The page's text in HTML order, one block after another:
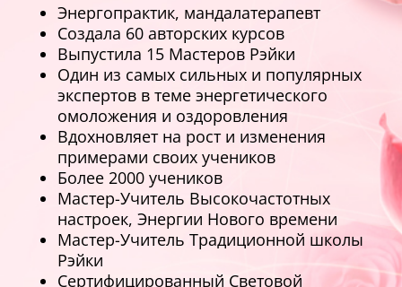
Энергопрактик, мандалатерапевт
Создала 60 авторских курсов
Выпустила 15 Мастеров Рэйки
Один из самых сильных и популярных
экспертов в теме энергетического
омоложения и оздоровления
Вдохновляет на рост и изменения
примерами своих учеников
Более 2000 учеников
Мастер-Учитель Высокочастотных
настроек, Энергии Нового времени
Мастер-Учитель Традиционной школы
Рэйки
Сертифицированный Световой